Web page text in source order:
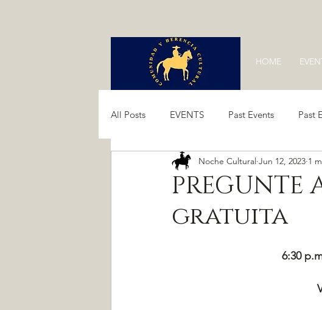
HOME
All Posts EVENTS Past Events Past
Past Events 2024 Past Events 2025
PREGUNTE
gratuita
Noche Cultural Jun 12, 2023 1
6:30